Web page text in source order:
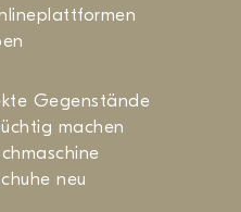
Gegenstände
machen
neu